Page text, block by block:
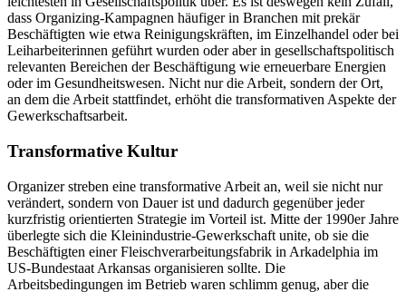
dass Organizing-Kampagnen häufiger in Branchen mit prekär
Beschäftigten wie etwa Reinigungskräften, im Einzelhandel oder bei
Leiharbeiterinnen geführt wurden oder aber in gesellschaftspolitisch
relevanten Bereichen der Beschäftigung wie erneuerbare Energien
oder im Gesundheitswesen. Nicht nur die Arbeit, sondern der Ort,
an dem die Arbeit stattfindet, erhöht die transformativen Aspekte der
Gewerkschaftsarbeit.
Transformative Kultur
Organizer streben eine transformative Arbeit an, weil sie nicht nur
verändert, sondern von Dauer ist und dadurch gegenüber jeder
kurzfristig orientierten Strategie im Vorteil ist. Mitte der 1990er Jahre
überlegte sich die Kleinindustrie-Gewerkschaft unite, ob sie die
Beschäftigten einer Fleischverarbeitungsfabrik in Arkadelphia im
US-Bundestaat Arkansas organisieren sollte. Die
Arbeitsbedingungen im Betrieb waren schlimm genug, aber die